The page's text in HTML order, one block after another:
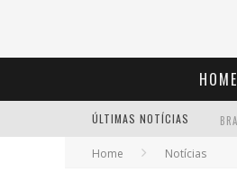
HOME
ÚLTIMAS NOTÍCIAS
Home Notícias